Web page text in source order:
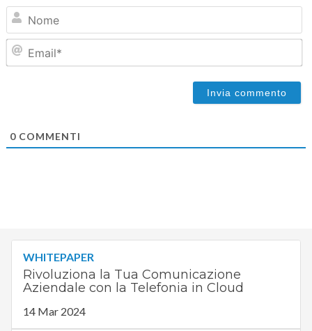
0COMMENTI
WHITEPAPER
Rivoluziona la Tua Comunicazione
Aziendale con la Telefonia in Cloud
14 Mar 2024